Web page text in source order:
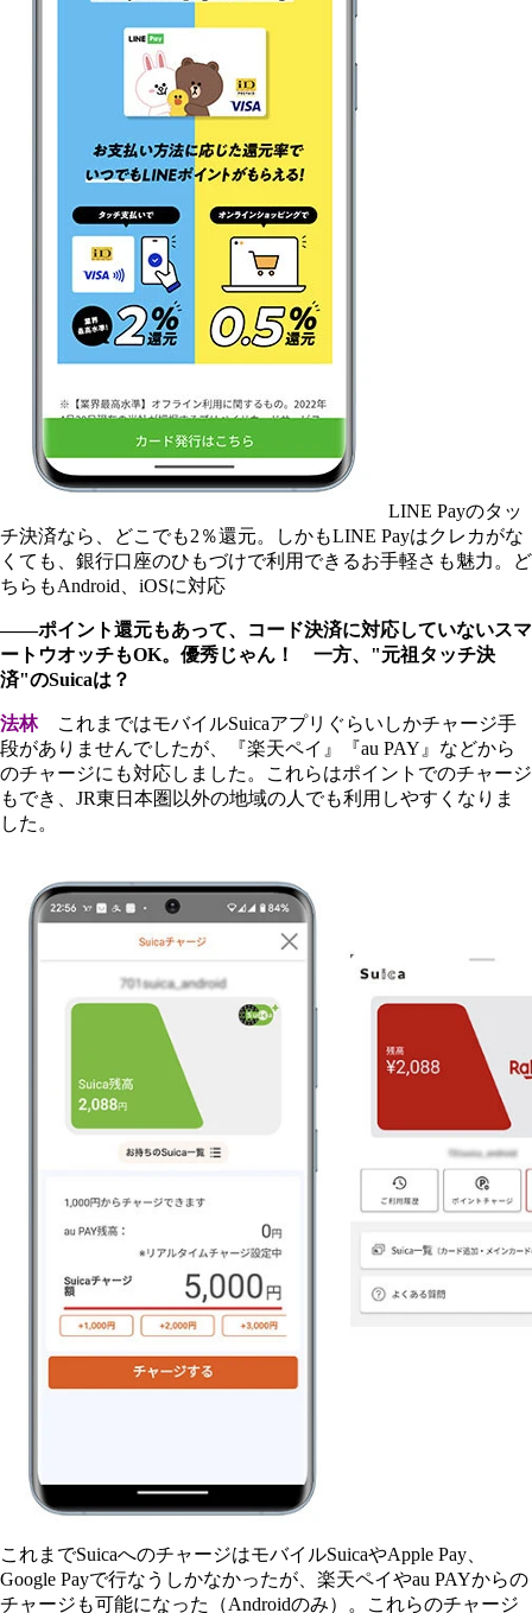
LINE Payのタッ
チ決済なら、どこでも2％還元。しかもLINE Payはクレカがな
くても、銀行口座のひもづけで利用できるお手軽さも魅力。ど
ちらもAndroid、iOSに対応
――ポイント還元もあって、コード決済に対応していないスマ
ートウオッチもOK。優秀じゃん！ 一方、"元祖タッチ決
済"のSuicaは？
法林これまではモバイルSuicaアプリぐらいしかチャージ手
段がありませんでしたが、『楽天ペイ』『au PAY』などから
のチャージにも対応しました。これらはポイントでのチャージ
もでき、JR東日本圏以外の地域の人でも利用しやすくなりま
した。
これまでSuicaへのチャージはモバイルSuicaやApple Pay、
Google Payで行なうしかなかったが、楽天ペイやau PAYからの
チャージも可能になった（Androidのみ）。これらのチャージ